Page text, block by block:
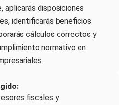
aplicarás disposiciones
identificarás beneficios
cálculos correctos y
normativo en
fiscales y